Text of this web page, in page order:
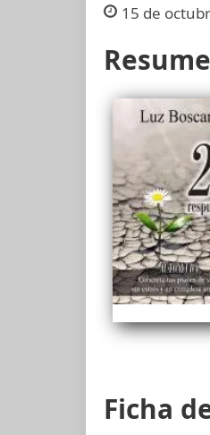
15 de
Ficha